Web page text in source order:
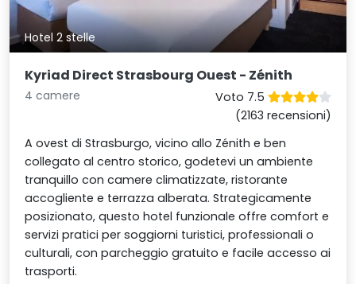
Hotel 2 stelle
Kyriad Direct Strasbourg Ouest - Zénith
4 camere
Voto 7.5
(2163 recensioni)
A ovest di Strasburgo, vicino allo Zénith e ben
collegato al centro storico, godetevi un ambiente
tranquillo con camere climatizzate, ristorante
accogliente e terrazza alberata. Strategicamente
posizionato, questo hotel funzionale offre comfort e
servizi pratici per soggiorni turistici, professionali o
culturali, con parcheggio gratuito e facile accesso ai
trasporti.